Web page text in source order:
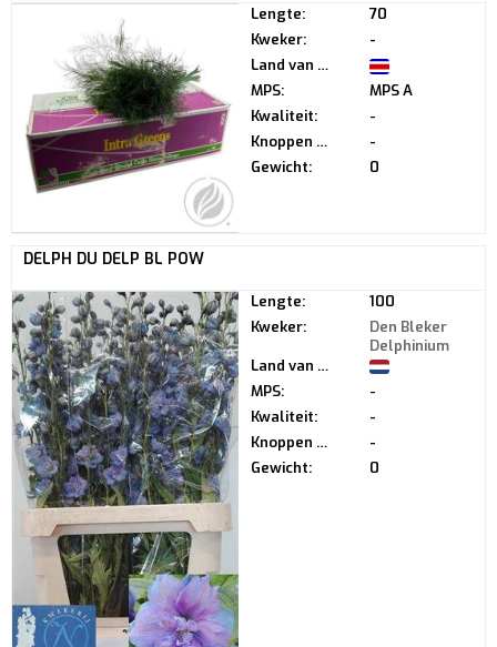
Lengte:
70
Kweker:
-
Land van herkomst:
MPS:
MPS A
Kwaliteit:
-
Knoppen per steel:
-
Gewicht:
0
DELPH DU DELP BL POW
Lengte:
100
Kweker:
Den Bleker
Delphinium
Land van herkomst:
MPS:
-
Kwaliteit:
-
Knoppen per steel:
-
Gewicht:
0